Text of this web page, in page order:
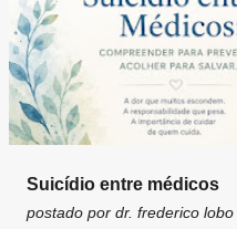
Suicídio entre médicos
postado por dr. frederico lobo